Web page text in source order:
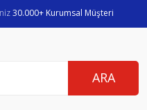
30.000+ Kurumsal Müşteri
ARA